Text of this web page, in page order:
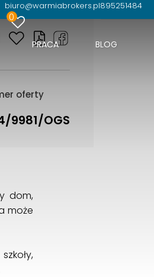
biuro@warmiabrokers.pl895251484
0
PRACA BLOG
oferty
9981/OGS
dom,
może